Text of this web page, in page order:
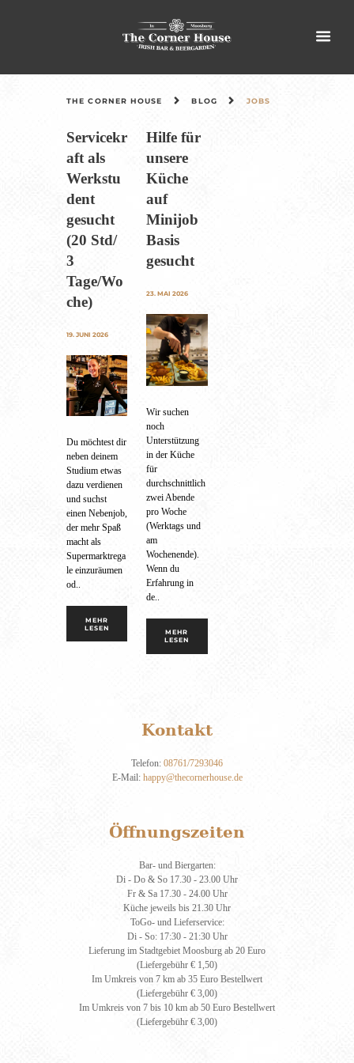
THE CORNER HOUSE BLOG JOBS
Servicekr
aft als
Werkstu
dent
gesucht
(20 Std/
3
Tage/Wo
che)
19. JUNI 2026
Du möchtest dir
neben deinem
Studium etwas
dazu verdienen
und suchst
einen Nebenjob,
der mehr Spaß
macht als
Supermarktrega
le einzuräumen
od..
MEHR
LESEN
Hilfe für
unsere
Küche
auf
Minijob
Basis
gesucht
23. MAI 2026
Wir suchen
noch
Unterstützung
in der Küche
für
durchschnittlich
zwei Abende
pro Woche
(Werktags und
am
Wochenende).
Wenn du
Erfahrung in
de..
MEHR
LESEN
Kontakt
Telefon: 08761/7293046
E-Mail: happy@thecornerhouse.de
Öffnungszeiten
Bar- und Biergarten:
Di - Do & So 17.30 - 23.00 Uhr
Fr & Sa 17.30 - 24.00 Uhr
Küche jeweils bis 21.30 Uhr
ToGo- und Lieferservice:
Di - So: 17:30 - 21:30 Uhr
Lieferung im Stadtgebiet Moosburg ab 20 Euro
(Liefergebühr € 1,50)
Im Umkreis von 7 km ab 35 Euro Bestellwert
(Liefergebühr € 3,00)
Im Umkreis von 7 bis 10 km ab 50 Euro Bestellwert
(Liefergebühr € 3,00)